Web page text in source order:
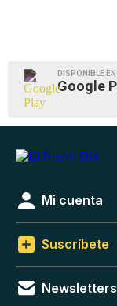
DISPONIBLE EN
Google
Mi cuenta
Suscríbete
Newsletters